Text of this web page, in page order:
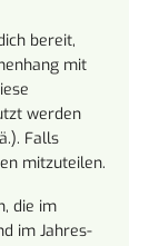
bereit,
mit
werden
Falls
mitzuteilen.
die im
im Jahres-